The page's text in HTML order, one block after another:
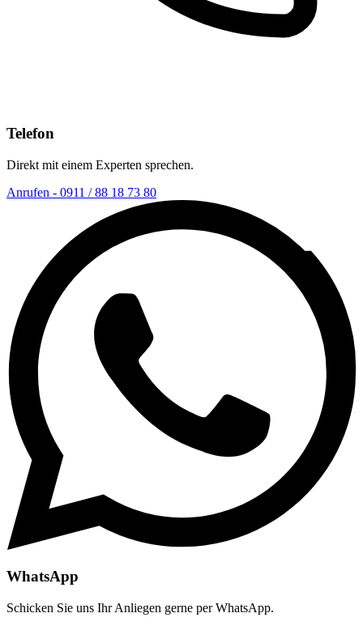
Telefon
Direkt mit einem Experten sprechen.
Anrufen - 0911 / 88 18 73 80
WhatsApp
Schicken Sie uns Ihr Anliegen gerne per WhatsApp.